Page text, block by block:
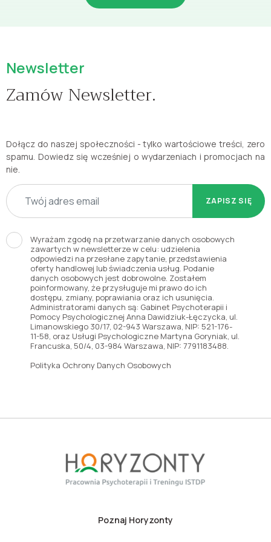
Newsletter
Zamów Newsletter.
Dołącz do naszej społeczności - tylko wartościowe treści, zero
spamu. Dowiedz się wcześniej o wydarzeniach i promocjach na
nie.
ZAPISZ SIĘ
Wyrażam zgodę na przetwarzanie danych osobowych
zawartych w newsletterze w celu: udzielenia
odpowiedzi na przesłane zapytanie, przedstawienia
oferty handlowej lub świadczenia usług. Podanie
danych osobowych jest dobrowolne. Zostałem
poinformowany, że przysługuje mi prawo do ich
dostępu, zmiany, poprawiania oraz ich usunięcia.
Administratorami danych są: Gabinet Psychoterapii i
Pomocy Psychologicznej Anna Dawidziuk-Łęczycka, ul.
Limanowskiego 30/17, 02-943 Warszawa, NIP: 521-176-
11-58, oraz Usługi Psychologiczne Martyna Goryniak, ul.
Francuska, 50/4, 03-984 Warszawa, NIP: 7791183488.
Polityka Ochrony Danych Osobowych
Poznaj Horyzonty